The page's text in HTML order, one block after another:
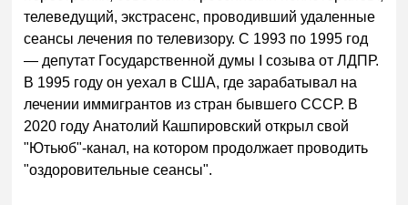
телеведущий, экстрасенс, проводивший удаленные
сеансы лечения по телевизору. С 1993 по 1995 год
— депутат Государственной думы I созыва от ЛДПР.
В 1995 году он уехал в США, где зарабатывал на
лечении иммигрантов из стран бывшего СССР. В
2020 году Анатолий Кашпировский открыл свой
"Ютьюб"-канал, на котором продолжает проводить
"оздоровительные сеансы".